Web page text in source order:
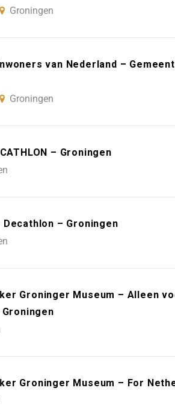
Groningen
van Nederland –
Groningen
– Groningen
– Groningen
Groninger Museum – Alleen
Groninger Museum – For